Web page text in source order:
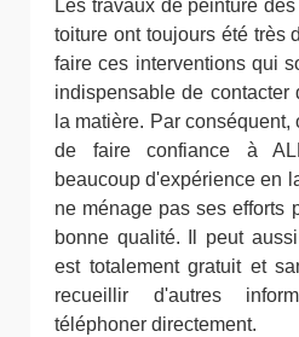
Les travaux de peinture
toiture ont toujours été très
faire ces interventions qui
indispensable de contacter
la matière. Par
de faire confiance à
beaucoup d'expérience en
ne ménage pas ses efforts
bonne qualité. Il peut
est totalement gratuit et
recueillir d'autres
téléphoner directement.